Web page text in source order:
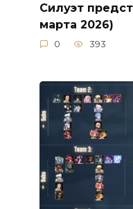
Силуэт
марта 2026)
0 393